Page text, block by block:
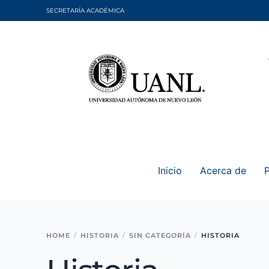
SECRETARÍA ACADÉMICA
Inicio Acerca de
HOME HISTORIA SIN CATEGORÍA HISTORIA